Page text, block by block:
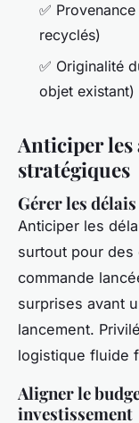
✅
recyclés)
✅ Originalité
objet existant)
Anticiper les
stratégiques
Gérer les
Anticiper les
surtout pour des
commande
surprises avant
lancement.
logistique fluide
Aligner le
investissement